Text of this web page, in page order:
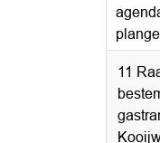
11